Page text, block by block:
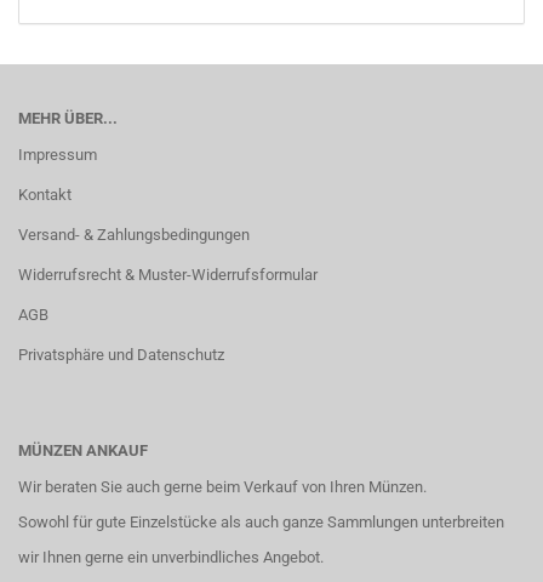
MEHR ÜBER...
Impressum
Kontakt
Versand- & Zahlungsbedingungen
Widerrufsrecht & Muster-Widerrufsformular
AGB
Privatsphäre und Datenschutz
MÜNZEN ANKAUF
Wir beraten Sie auch gerne beim Verkauf von Ihren Münzen.
Sowohl für gute Einzelstücke als auch ganze Sammlungen unterbreiten
wir Ihnen gerne ein unverbindliches Angebot.